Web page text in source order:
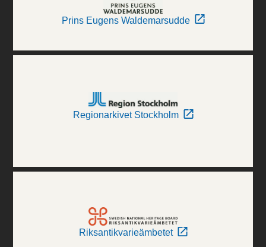
Prins Eugens Waldemarsudde
Regionarkivet Stockholm
Riksantikvarieämbetet